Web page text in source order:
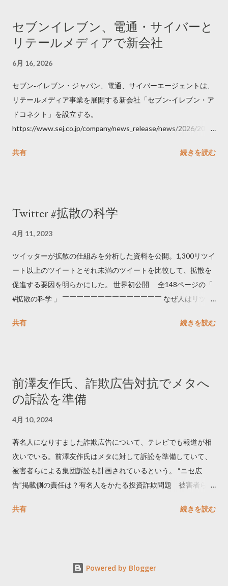
セブンイレブン、電通・サイバーと
リテールメディアで新会社
6月 16, 2026
セブン‐イレブン・ジャパン、電通、サイバーエージェントは、
リテールメディア事業を展開する新会社「セブン‐イレブン・ア
ドコネクト」を設立する。
https://www.sej.co.jp/company/news_release/news/2026/2026
共有
続きを読む
Twitter #拡散の科学
4月 11, 2023
ツイッターが拡散の仕組みを分析した資料を公開。1,300リツイ
ート以上のツイートとそれ未満のツイートを比較して、拡散を
促進する要因を明らかにした。 世界初公開 全148ページの「
#拡散の科学 」 ￣￣￣￣￣￣￣￣￣￣￣￣￣￣ なぜ人はリツイ
学しました。 ー バズの目安は1300リツイート ー 人は16の熱量
トするのか？ https://marketing.twitter.com/ja/insights/kakusan
共有 続きを読む
前澤友作氏、詐欺広告対抗でメタへ
の訴訟を準備
4月 10, 2024
著名人になりすました詐欺広告について、テレビでも報道が相
次いでいる。前澤友作氏はメタに対して訴訟を準備していて、
被害者らによる集団訴訟も計画されているという。 “ニセ広
告”掲載側の責任は？有名人をかたる投資詐欺問題 被害者らが
https://newsdig.tbs.co.jp/articles/-/1091835 なぜなくならな
https://txbiz.tv-tokyo.co.jp/wbs/newsl/post_294057 【独自】著
共有 続きを読む
Powered by Blogger